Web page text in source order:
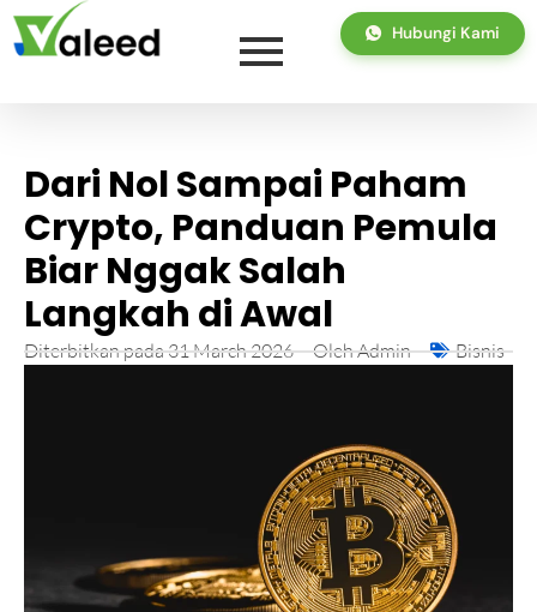
Hubungi Kami
Dari Nol Sampai Paham
Crypto, Panduan Pemula
Biar Nggak Salah
Langkah di Awal
Diterbitkan pada31 March 2026 OlehAdmin Bisnis